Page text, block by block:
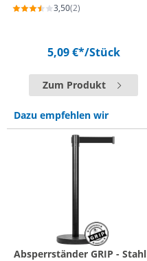
3,50(2)
5,09 €*/Stück
Zum Produkt
Dazu empfehlen wir
Absperrständer GRIP - Stahl